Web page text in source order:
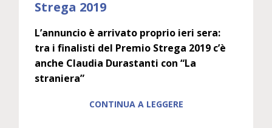
Strega 2019
L’annuncio è arrivato proprio ieri sera:
tra i finalisti del Premio Strega 2019 c’è
anche Claudia Durastanti con “La
straniera”
CONTINUA A LEGGERE